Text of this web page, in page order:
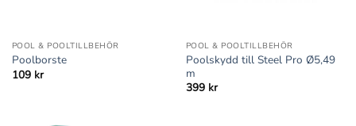
POOL & POOLTILLBEHÖR
Poolborste
109 kr
POOL & POOLTILLBEHÖR
Poolskydd till Steel Pro Ø5,49
m
399 kr